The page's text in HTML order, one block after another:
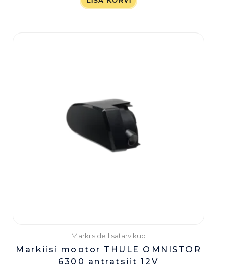
Markiiside lisatarvikud
Markiisi mootor THULE OMNISTOR
6300 antratsiit 12V